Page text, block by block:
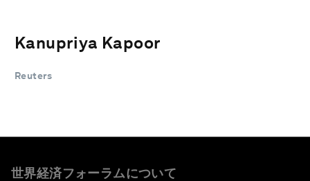
Kanupriya Kapoor
Reuters
世界経済フォーラムについて